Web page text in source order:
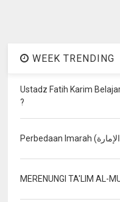
WEEK TRENDING
Ustadz Fatih Karim
?
MERENUNGI TA'LIM AL-